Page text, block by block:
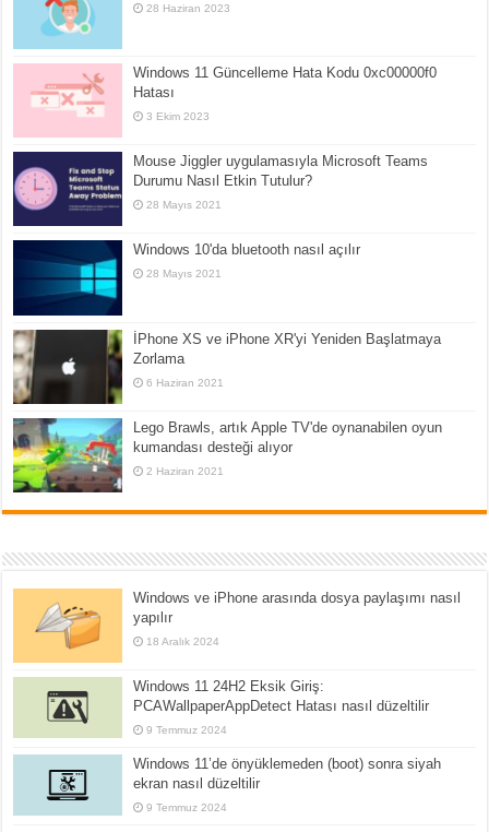
28 Haziran 2023
Windows 11 Güncelleme Hata Kodu 0xc00000f0
Hatası
3 Ekim 2023
Mouse Jiggler uygulamasıyla Microsoft Teams
Durumu Nasıl Etkin Tutulur?
28 Mayıs 2021
Windows 10'da bluetooth nasıl açılır
28 Mayıs 2021
İPhone XS ve iPhone XR'yi Yeniden Başlatmaya
Zorlama
6 Haziran 2021
Lego Brawls, artık Apple TV'de oynanabilen oyun
kumandası desteği alıyor
2 Haziran 2021
Windows ve iPhone arasında dosya paylaşımı nasıl
yapılır
18 Aralık 2024
Windows 11 24H2 Eksik Giriş:
PCAWallpaperAppDetect Hatası nasıl düzeltilir
9 Temmuz 2024
Windows 11’de önyüklemeden (boot) sonra siyah
ekran nasıl düzeltilir
9 Temmuz 2024